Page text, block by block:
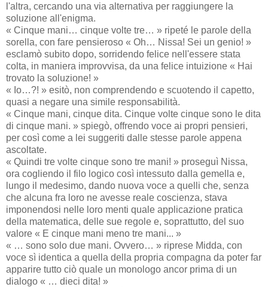
l'altra, cercando una via alternativa per raggiungere la
soluzione all'enigma.
« Cinque mani… cinque volte tre… » ripeté le parole della
sorella, con fare pensieroso « Oh… Nissa! Sei un genio! »
esclamò subito dopo, sorridendo felice nell'essere stata
colta, in maniera improvvisa, da una felice intuizione « Hai
trovato la soluzione! »
« Io…?! » esitò, non comprendendo e scuotendo il capetto,
quasi a negare una simile responsabilità.
« Cinque mani, cinque dita. Cinque volte cinque sono le dita
di cinque mani. » spiegò, offrendo voce ai propri pensieri,
per così come a lei suggeriti dalle stesse parole appena
ascoltate.
« Quindi tre volte cinque sono tre mani! » proseguì Nissa,
ora cogliendo il filo logico così intessuto dalla gemella e,
lungo il medesimo, dando nuova voce a quelli che, senza
che alcuna fra loro ne avesse reale coscienza, stava
imponendosi nelle loro menti quale applicazione pratica
della matematica, delle sue regole e, soprattutto, del suo
valore « E cinque mani meno tre mani... »
« … sono solo due mani. Ovvero… » riprese Midda, con
voce sì identica a quella della propria compagna da poter far
apparire tutto ciò quale un monologo ancor prima di un
dialogo « … dieci dita! »